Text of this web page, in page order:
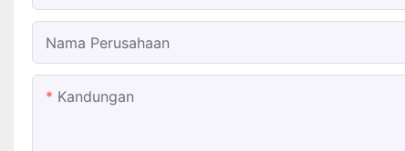
Nama Perusahaan
Kandungan